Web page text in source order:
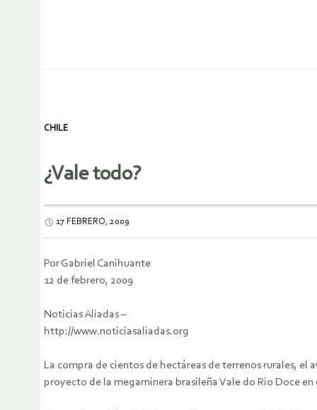
CHILE
¿Vale todo?
17 FEBRERO, 2009
Por Gabriel Canihuante
12 de febrero, 2009
Noticias Aliadas –
http://www.noticiasaliadas.org
La compra de cientos de hectáreas de terrenos rurales, el
proyecto de la megaminera brasileña Vale do Rio Doce